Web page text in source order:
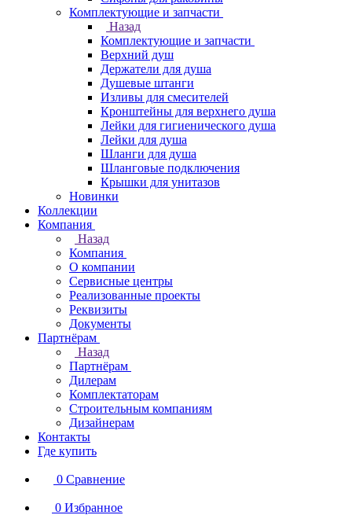
Комплектующие и запчасти
Назад
Комплектующие и запчасти
Верхний душ
Держатели для душа
Душевые штанги
Изливы для смесителей
Кронштейны для верхнего душа
Лейки для гигиенического душа
Лейки для душа
Шланги для душа
Шланговые подключения
Крышки для унитазов
Новинки
Коллекции
Компания
Назад
Компания
О компании
Сервисные центры
Реализованные проекты
Реквизиты
Документы
Партнёрам
Назад
Партнёрам
Дилерам
Комплектаторам
Строительным компаниям
Дизайнерам
Контакты
Где купить
0 Сравнение
0 Избранное